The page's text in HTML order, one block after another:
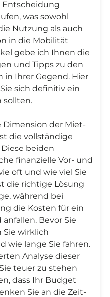
Entscheidung
was sowohl
Nutzung als auch
in die Mobilität
gebe ich Ihnen die
und Tipps zu den
in Ihrer Gegend. Hier
sich definitiv ein
sollten.
Dimension der Miet-
die vollständige
beiden
finanzielle Vor- und
oft und wie viel Sie
die richtige Lösung
während bei
die Kosten für ein
Bevor Sie
Sie wirklich
wie lange Sie fahren.
Analyse dieser
teuer zu stehen
dass Ihr Budget
Sie an die Zeit-